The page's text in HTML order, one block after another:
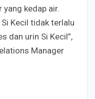
yang kedap air.
Kecil tidak terlalu
dan urin Si Kecil”,
Manager